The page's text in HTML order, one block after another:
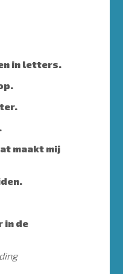
in letters.
maakt mij
in de